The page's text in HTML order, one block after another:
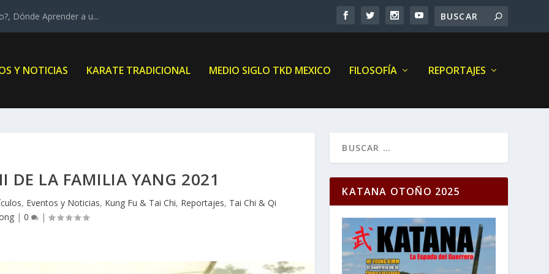
Dónde Aprender a u...
Y NOTICIAS KARATE TRADICIONAL MEDIO SIGLO TKD MEXICO FILOSOFÍA REPORTAJES
DE LA FAMILIA YANG 2021
, Eventos y Noticias, Kung Fu & Tai Chi, Reportajes, Tai Chi & Qi
|0 |
KATANA OTOÑO 2025